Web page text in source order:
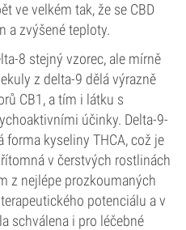
ve velkém tak, že se CBD
a zvýšené teploty.
8 stejný vzorec, ale mírně
z delta-9 dělá výrazně
CB1, a tím i látku s
účinky. Delta-9-
forma kyseliny THCA, což je
v čerstvých rostlinách
z nejlépe prozkoumaných
potenciálu a v
schválena i pro léčebné